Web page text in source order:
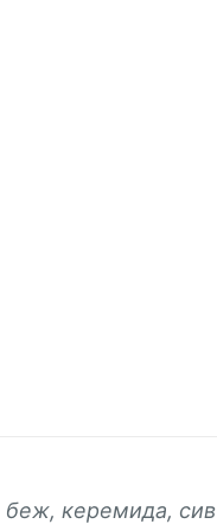
беж, керемида, сив